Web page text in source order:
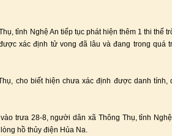
tỉnh Nghệ An tiếp tục phát hiện thêm 1 thi thể
xác định tử vong đã lâu và đang trong quá
cho biết hiện chưa xác định được danh tính,
trưa 28-8, người dân xã Thông Thụ, tỉnh
hồ thủy điện Hủa Na.